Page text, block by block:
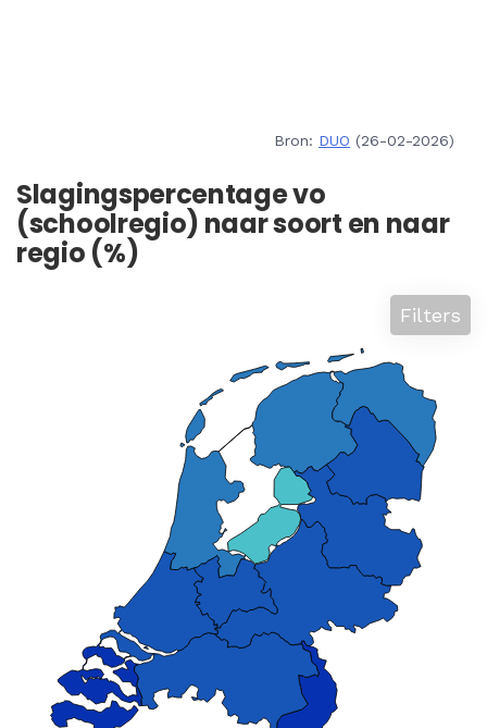
Bron: DUO (26-02-2026)
Slagingspercentage vo
(schoolregio) naar soort en naar
regio (%)
Filters